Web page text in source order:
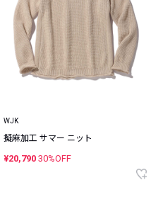
WJK
擬麻加工 サマー ニット
¥20,790 30%OFF